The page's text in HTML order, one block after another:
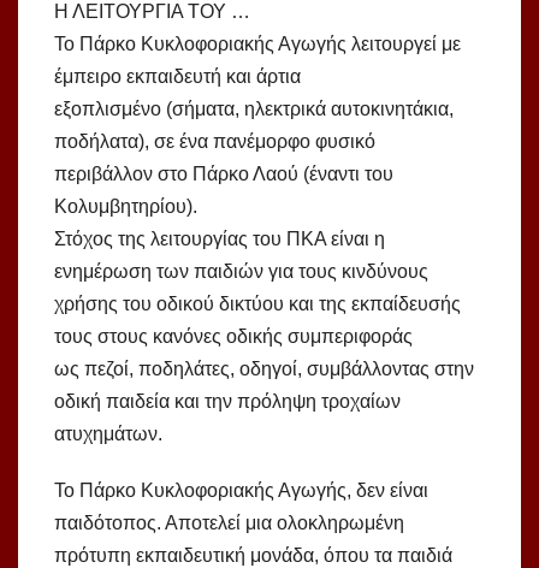
Η ΛΕΙΤΟΥΡΓΙΑ ΤΟΥ …
Το Πάρκο Κυκλοφοριακής Αγωγής λειτουργεί με
έμπειρο εκπαιδευτή και άρτια
εξοπλισμένο (σήματα, ηλεκτρικά αυτοκινητάκια,
ποδήλατα), σε ένα πανέμορφο φυσικό
περιβάλλον στο Πάρκο Λαού (έναντι του
Κολυμβητηρίου).
Στόχος της λειτουργίας του ΠΚΑ είναι η
ενημέρωση των παιδιών για τους κινδύνους
χρήσης του οδικού δικτύου και της εκπαίδευσής
τους στους κανόνες οδικής συμπεριφοράς
ως πεζοί, ποδηλάτες, οδηγοί, συμβάλλοντας στην
οδική παιδεία και την πρόληψη τροχαίων
ατυχημάτων.
Το Πάρκο Κυκλοφοριακής Αγωγής, δεν είναι
παιδότοπος. Αποτελεί μια ολοκληρωμένη
πρότυπη εκπαιδευτική μονάδα, όπου τα παιδιά